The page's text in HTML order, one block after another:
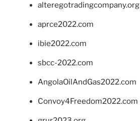
alteregotradingcompany.org
aprce2022.com
ibie2022.com
sbcc-2022.com
AngolaOilAndGas2022.com
Convoy4Freedom2022.com